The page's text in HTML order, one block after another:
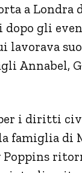
a Londra
dopo gli
lavorava
Annabel,
per i diritti
famiglia di